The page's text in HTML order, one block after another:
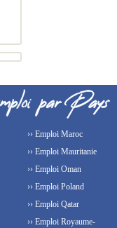
›› Emploi Maroc
›› Emploi Mauritanie
›› Emploi Oman
›› Emploi Poland
›› Emploi Qatar
›› Emploi Royaume-